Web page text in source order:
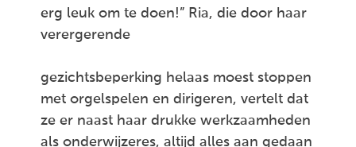
erg leuk om te doen!” Ria, die door haar
verergerende
gezichtsbeperking helaas moest stoppen
met orgelspelen en dirigeren, vertelt dat
ze er naast haar drukke werkzaamheden
als onderwijzeres, altijd alles aan gedaan